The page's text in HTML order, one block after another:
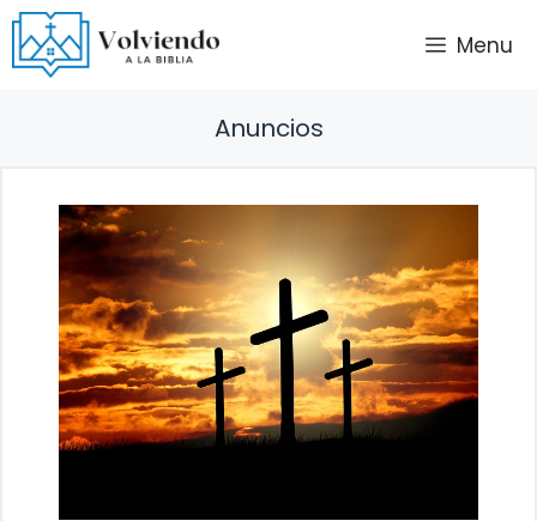
Saltar
al
contenido
Menu
Anuncios